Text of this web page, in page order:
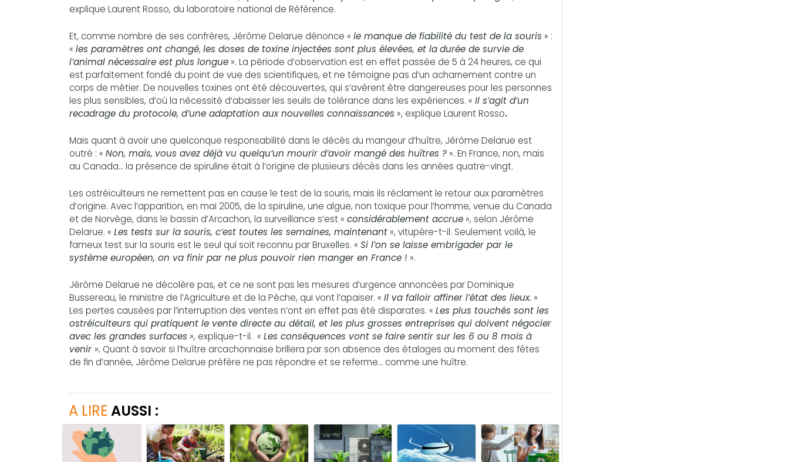
explique Laurent Rosso, du laboratoire national de Référence.
Et, comme nombre de ses confrères, Jérôme Delarue dénonce « le manque de fiabilité du test de la souris » :
« les paramètres ont changé, les doses de toxine injectées sont plus élevées, et ladurée de survie de
l’animal nécessaire est plus longue ». La période d’observation est en effet passée de 5 à 24 heures, ce qui
est parfaitement fondé du point de vue des scientifiques, et ne témoigne pas d’un acharnement contre un
corps de métier. De nouvelles toxines ont été découvertes, qui s’avèrent être dangereuses pour les personnes
les plus sensibles, d’où la nécessité d’abaisser les seuils de tolérance dans les expériences. « Il s’agit d’un
recadrage du protocole, d’une adaptation aux nouvelles connaissances », explique Laurent Rosso.
Mais quant à avoir une quelconque responsabilité dans le décès du mangeur d’huître, Jérôme Delarue est
outré : « Non, mais, vous avez déjà vu quelqu’un mourir d’avoir mangé des huîtres ? ». En France, non, mais
au Canada… la présence de spiruline était à l’origine de plusieurs décès dans les années quatre-vingt.
Les ostréiculteurs ne remettent pas en cause le test de la souris, mais ils réclament le retour aux paramètres
d’origine. Avec l’apparition, en mai 2005, de la spiruline, une algue, non toxique pour l’homme, venue du Canada
et de Norvège, dans le bassin d’Arcachon, la surveillance s’est « considérablement accrue », selon Jérôme
Delarue. « Les tests sur la souris, c’est toutes les semaines, maintenant », vitupère-t-il. Seulement voilà, le
fameux test sur la souris est le seul qui soit reconnu par Bruxelles. « Si l’on se laisse embrigader par le
système européen, on va finir par ne plus pouvoir rien manger en France ! ».
Jérôme Delarue ne décolère pas, et ce ne sont pas les mesures d’urgence annoncées par Dominique
Bussereau, le ministre de l’Agriculture et de la Pèche, qui vont l’apaiser. « Il va falloir affiner l’état des lieux. »
Les pertes causées par l’interruption des ventes n’ont en effet pas été disparates. « Les plus touchés sont les
ostréiculteurs qui pratiquent le vente directe au détail, et les plus grosses entreprises qui doivent négocier
avec les grandes surfaces », explique-t-il. « Les conséquences vont se faire sentir sur les 6 ou 8 mois à
venir ». Quant à savoir si l’huître arcachonnaise brillera par son absence des étalages au moment des fêtes
de fin d’année, Jérôme Delarue préfère ne pas répondre et se referme… comme une huître.
A LIRE AUSSI :